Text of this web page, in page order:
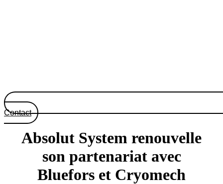
Contact
Absolut System renouvelle
son partenariat avec
Bluefors et Cryomech